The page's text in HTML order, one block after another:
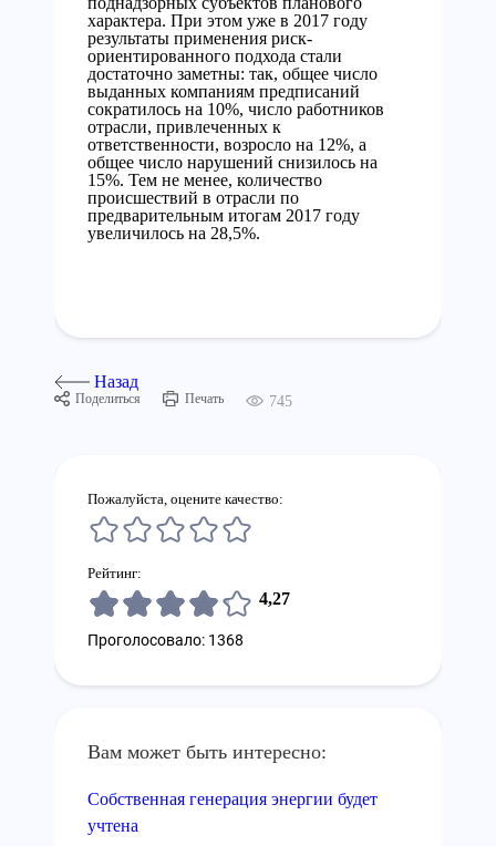
характера. При этом уже в 2017 году
результаты применения риск-
ориентированного подхода стали
достаточно заметны: так, общее число
выданных компаниям предписаний
сократилось на 10%, число работников
отрасли, привлеченных к
ответственности, возросло на 12%, а
общее число нарушений снизилось на
15%. Тем не менее, количество
происшествий в отрасли по
предварительным итогам 2017 году
увеличилось на 28,5%.
Назад
Поделиться Печать 745
Пожалуйста, оцените качество:
Рейтинг:
4,27
Проголосовало: 1368
Вам может быть интересно:
Собственная генерация энергии будет
учтена